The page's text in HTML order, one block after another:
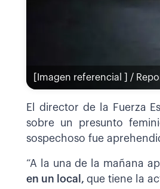
[Imagen referencial ] /
El director de la Fuerza
sobre un presunto
sospechoso fue
“A la una de la mañana
en un local, que tiene la